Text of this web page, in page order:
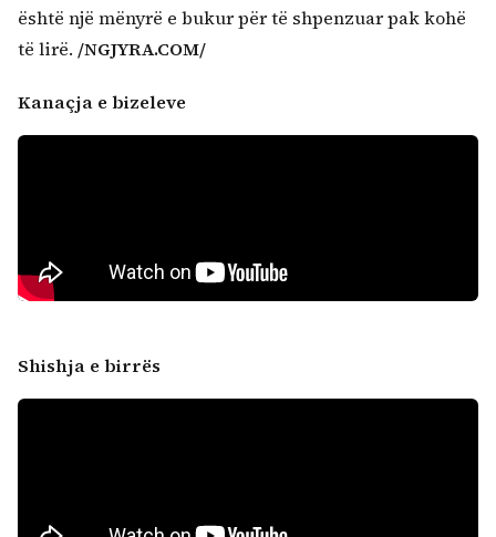
është një mënyrë e bukur për të shpenzuar pak kohë
të lirë. /NGJYRA.COM/
Kanaçja e bizeleve
Shishja e birrës